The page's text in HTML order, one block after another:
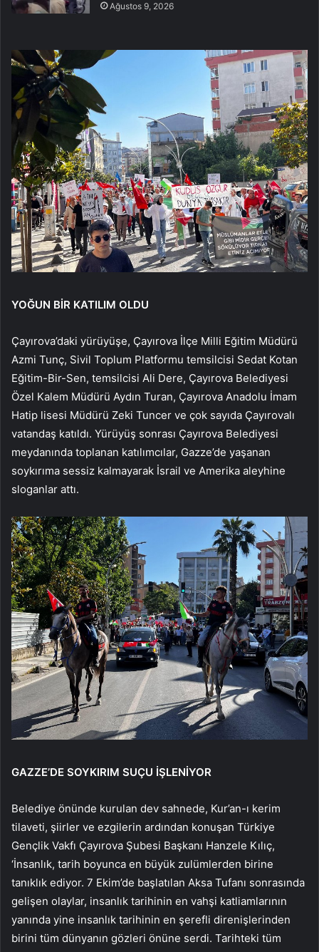
Ağustos 9, 2026
YOĞUN BİR KATILIM OLDU
Çayırova’daki yürüyüşe, Çayırova İlçe Milli Eğitim Müdürü
Azmi Tunç, Sivil Toplum Platformu temsilcisi Sedat Kotan
Eğitim-Bir-Sen, temsilcisi Ali Dere, Çayırova Belediyesi
Özel Kalem Müdürü Aydın Turan, Çayırova Anadolu İmam
Hatip lisesi Müdürü Zeki Tuncer ve çok sayıda Çayırovalı
vatandaş katıldı. Yürüyüş sonrası Çayırova Belediyesi
meydanında toplanan katılımcılar, Gazze’de yaşanan
soykırıma sessiz kalmayarak İsrail ve Amerika aleyhine
sloganlar attı.
GAZZE’DE SOYKIRIM SUÇU İŞLENİYOR
Belediye önünde kurulan dev sahnede, Kur’an-ı kerim
tilaveti, şiirler ve ezgilerin ardından konuşan Türkiye
Gençlik Vakfı Çayırova Şubesi Başkanı Hanzele Kılıç,
‘İnsanlık, tarih boyunca en büyük zulümlerden birine
tanıklık ediyor. 7 Ekim’de başlatılan Aksa Tufanı sonrasında
gelişen olaylar, insanlık tarihinin en vahşi katliamlarının
yanında yine insanlık tarihinin en şerefli direnişlerinden
birini tüm dünyanın gözleri önüne serdi. Tarihteki tüm